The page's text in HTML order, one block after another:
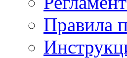
Правила